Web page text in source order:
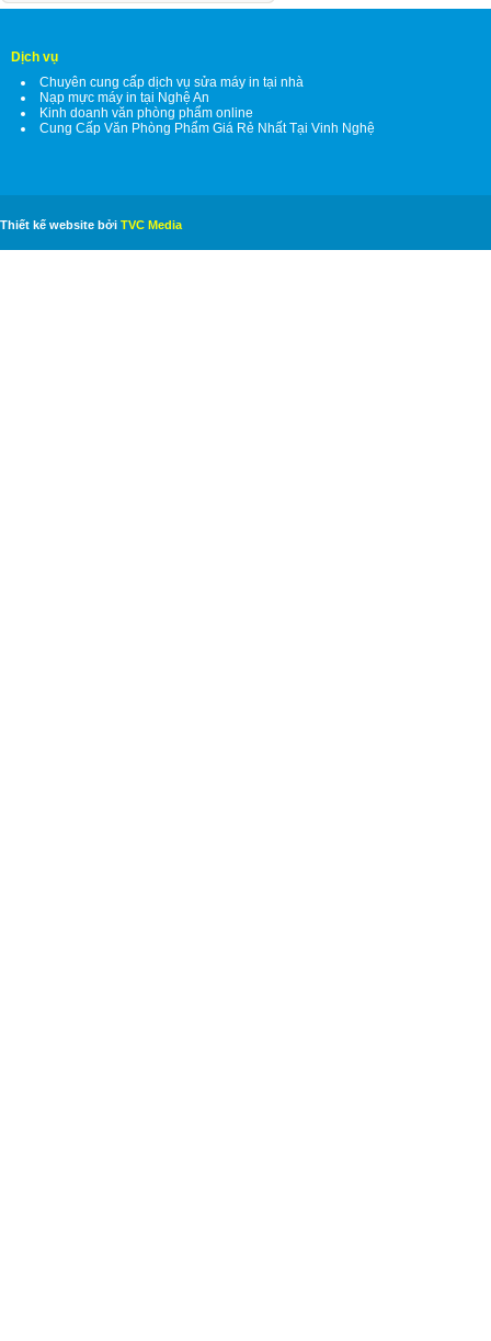
Dịch vụ
Chuyên cung cấp dịch vụ sửa máy in tại nhà
Nạp mực máy in tại Nghệ An
Kinh doanh văn phòng phẩm online
Cung Cấp Văn Phòng Phẩm Giá Rẻ Nhất Tại Vinh Nghệ
Thiết kế website bởi TVC Media